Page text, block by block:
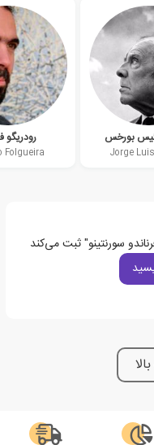
بورخس
Jorge
رودریگو
Folgueira
سورنتینو" ثبت می‌کند